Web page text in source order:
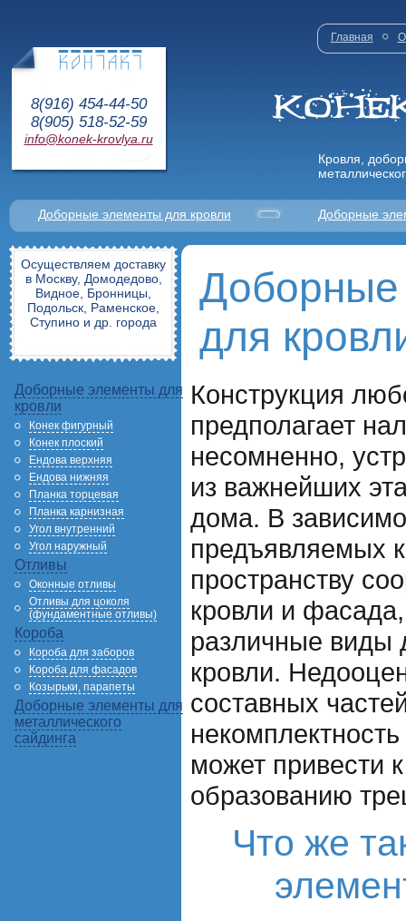
8(916) 454-44-50
8(905) 518-52-59
info@konek-krovlya.ru
Главная О
Кровля,
Доборные элементы для кровли Доборные
Осуществляем доставку
в Москву, Домодедово,
Видное, Бронницы,
Подольск, Раменское,
Ступино и др. города
Доборные элементы для
кровли
Конек фигурный
Конек плоский
Ендова верхняя
Ендова нижняя
Планка торцевая
Планка карнизная
Угол внутренний
Угол наружный
Отливы
Оконные отливы
Отливы для цоколя
(фундаментные отливы)
Короба
Короба для заборов
Короба для фасадов
Козырьки, парапеты
Доборные элементы для
металлического
сайдинга
для
Конструкция
предполагает
несомненно,
из важнейших
дома. В
предъявляемых
пространству
кровли и
различные виды
кровли.
составных
некомплектность
может привести
образованию
Что же